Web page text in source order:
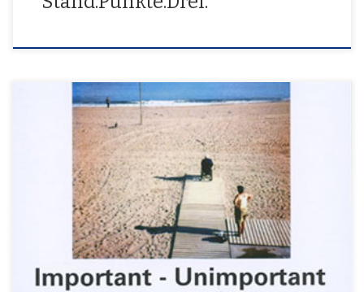
Important–Unimportant Barcelona–Berlin